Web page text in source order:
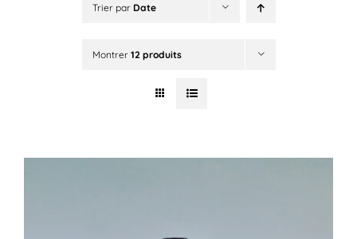
Trier par Date
Montrer 12 produits